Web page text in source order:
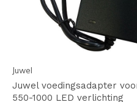
Juwel
Juwel voedingsadapter
550-1000 LED verlichting